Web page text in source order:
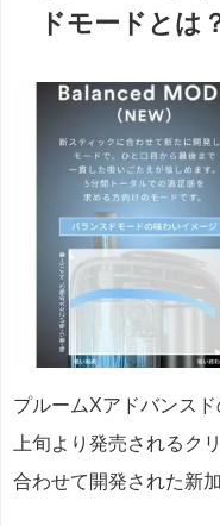
ドモードとは
プルームXアドバンス
上旬より発売されるク
合わせて開発された新